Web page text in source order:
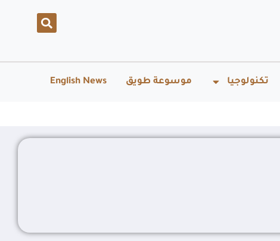
تكنولوجيا موسوعة طويق English News